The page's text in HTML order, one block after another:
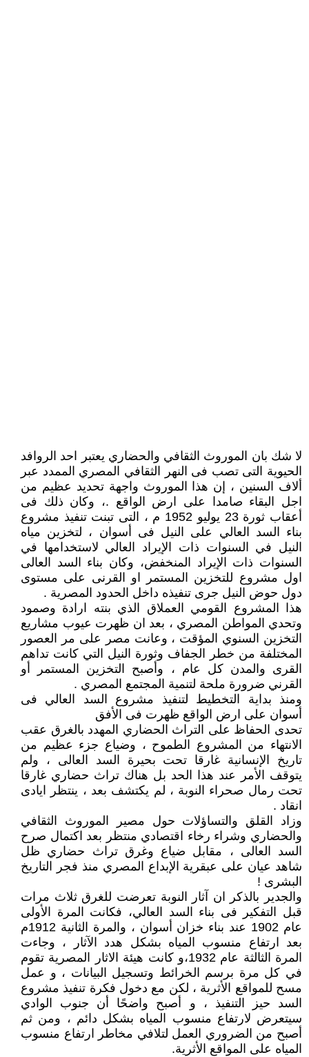
لا شك بان الموروث الثقافي والحضاري يعتبر احد الروافد
الحيوية التى تصب فى النهر الثقافي المصري الممدد عبر
ألاف السنين ، إن هذا الموروث واجهة تحديد عظيم من
اجل البقاء صامدا على ارض الواقع .، وكان ذلك فى
أعقاب ثورة 23 يوليو 1952 م ، التى تبنت تنفيذ مشروع
بناء السد العالي على النيل فى أسوان ، لتخزين مياه
النيل في السنوات ذات الإيراد العالي لاستخدامها في
السنوات ذات الإيراد المنخفض، وكان بناء السد العالى
اول مشروع للتخزين المستمر او القرنى على مستوى
دول حوض النيل جرى تنفيذه داخل الحدود المصرية .
هذا المشروع القومي العملاق الذي بنته ارادة وصمود
وتحدي المواطن المصري ، بعد ان ظهرت عيوب مشاريع
التخزين السنوي المؤقت ، وعانت مصر على مر العصور
المختلفة من خطر الجفاف وثورة النيل التي كانت تداهم
القرى والمدن كل عام ، وأصبح التخزين المستمر أو
القرني ضرورة ملحة لتنمية المجتمع المصري .
ومنذ بداية التخطيط لتنفيذ مشروع السد العالي فى
أسوان على ارض الواقع ظهرت فى الأفق
تحدى الحفاظ على التراث الحضاري المهدد بالغرق عقب
الانتهاء من المشروع الطموح ، وضياع جزء عظيم من
تاريخ الإنسانية غارقا تحت بحيرة السد العالى ، ولم
يتوقف الأمر عند هذا الحد بل هناك تراث حضاري غارقا
تحت رمال صحراء النوبة ، لم يكتشف بعد ، ينتظر ايادى
انقاد .
وزاد القلق والتساؤلات حول مصير الموروث الثقافي
والحضاري وشراء رخاء اقتصادي منتظر بعد اكتمال صرح
السد العالى ، مقابل ضياع وغرق تراث حضاري ظل
شاهد عيان على عبقرية الإبداع المصري منذ فجر التاريخ
البشرى !
والجدير بالذكر ان آثار النوبة تعرضت للغرق ثلاث مرات
قبل التفكير فى بناء السد العالي، فكانت المرة الأولى
عام 1902 عند بناء خزان أسوان ، والمرة الثانية 1912م
بعد ارتفاع منسوب المياه بشكل هدد الآثار ، وجاءت
المرة الثالثة عام 1932،و كانت هيئة الاثار المصرية تقوم
في كل مرة برسم الخرائط وتسجيل البيانات ، و عمل
مسح للمواقع الأثرية ، لكن مع دخول فكرة تنفيذ مشروع
السد حيز التنفيذ ، و أصبح واضحًا أن جنوب الوادي
سيتعرض لارتفاع منسوب المياه بشكل دائم ، ومن ثم
أصبح من الضروري العمل لتلافي مخاطر ارتفاع منسوب
المياه على المواقع الأثرية.